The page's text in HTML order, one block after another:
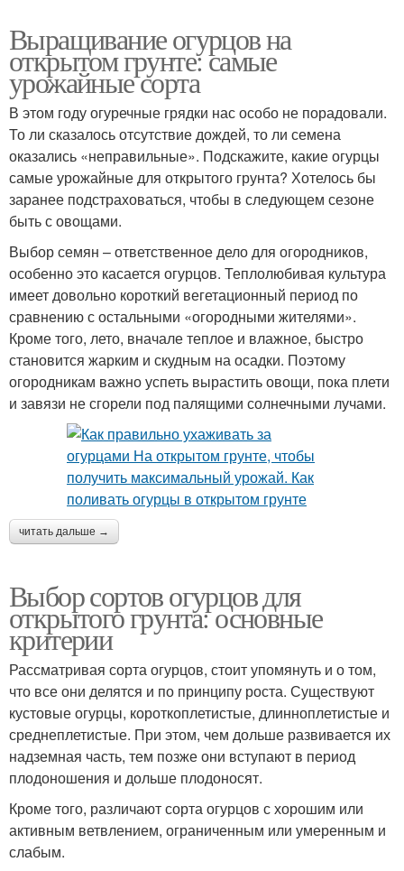
Выращивание огурцов на
открытом грунте: самые
урожайные сорта
В этом году огуречные грядки нас особо не порадовали.
То ли сказалось отсутствие дождей, то ли семена
оказались «неправильные». Подскажите, какие огурцы
самые урожайные для открытого грунта? Хотелось бы
заранее подстраховаться, чтобы в следующем сезоне
быть с овощами.
Выбор семян – ответственное дело для огородников,
особенно это касается огурцов. Теплолюбивая культура
имеет довольно короткий вегетационный период по
сравнению с остальными «огородными жителями».
Кроме того, лето, вначале теплое и влажное, быстро
становится жарким и скудным на осадки. Поэтому
огородникам важно успеть вырастить овощи, пока плети
и завязи не сгорели под палящими солнечными лучами.
читать дальше →
Выбор сортов огурцов для
открытого грунта: основные
критерии
Рассматривая сорта огурцов, стоит упомянуть и о том,
что все они делятся и по принципу роста. Существуют
кустовые огурцы, короткоплетистые, длинноплетистые и
среднеплетистые. При этом, чем дольше развивается их
надземная часть, тем позже они вступают в период
плодоношения и дольше плодоносят.
Кроме того, различают сорта огурцов с хорошим или
активным ветвлением, ограниченным или умеренным и
слабым.